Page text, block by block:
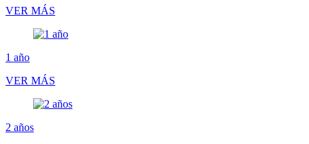
VER MÁS
1 año
VER MÁS
2 años